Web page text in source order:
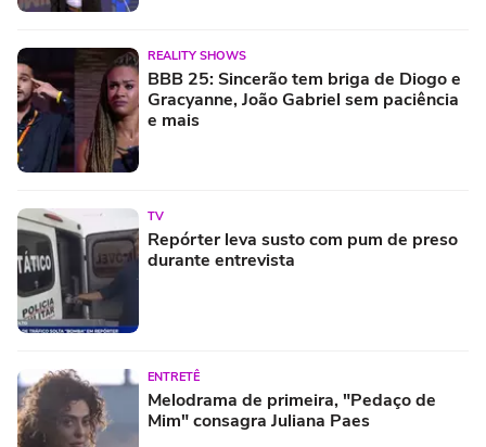
REALITY SHOWS
BBB 25: Sincerão tem briga de Diogo e
Gracyanne, João Gabriel sem paciência
e mais
TV
Repórter leva susto com pum de preso
durante entrevista
ENTRETÊ
Melodrama de primeira, "Pedaço de
Mim" consagra Juliana Paes